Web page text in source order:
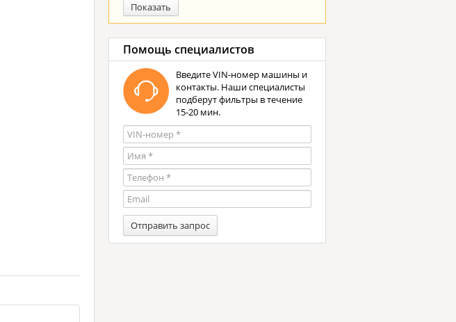
Показать
Помощь специалистов
Введите VIN-номер машины и
контакты. Наши специалисты
подберут фильтры в течение
15-20 мин.
Отправить запрос